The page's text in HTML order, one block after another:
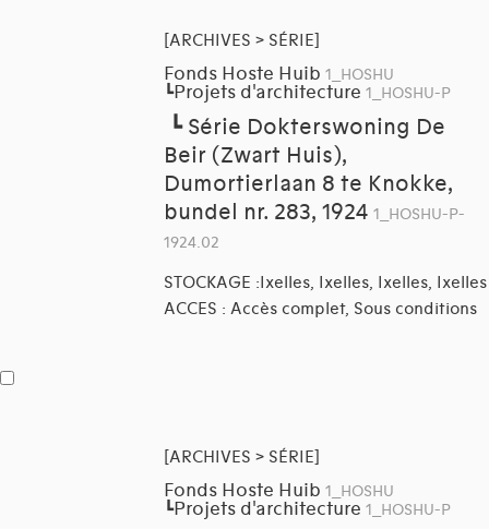
[ARCHIVES > SÉRIE]
Fonds Hoste Huib 1_HOSHU
┗Projets d'architecture 1_HOSHU-P
┗ Série Dokterswoning De
Beir (Zwart Huis),
Dumortierlaan 8 te Knokke,
bundel nr. 283, 1924 1_HOSHU-P-
1924.02
STOCKAGE :Ixelles, Ixelles, Ixelles, Ixelles
ACCES : Accès complet, Sous conditions
[ARCHIVES > SÉRIE]
Fonds Hoste Huib 1_HOSHU
┗Projets d'architecture 1_HOSHU-P